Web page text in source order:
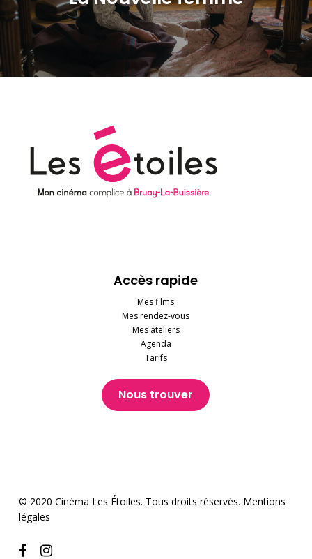
Accès rapide
Mes films
Mes rendez-vous
Mes ateliers
Agenda
Tarifs
Nous trouver
© 2020 Cinéma Les Étoiles. Tous droits réservés. Mentions
légales
facebookinstagram